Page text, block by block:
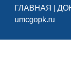
ГЛАВНАЯ
umcgopk.ru